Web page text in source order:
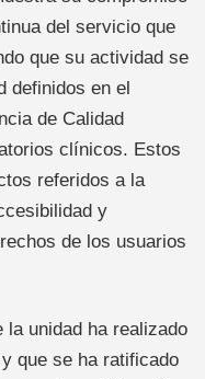
del servicio que
que su actividad se
definidos en el
de Calidad
clínicos. Estos
referidos a la
y
de los usuarios
la unidad ha realizado
que se ha ratificado